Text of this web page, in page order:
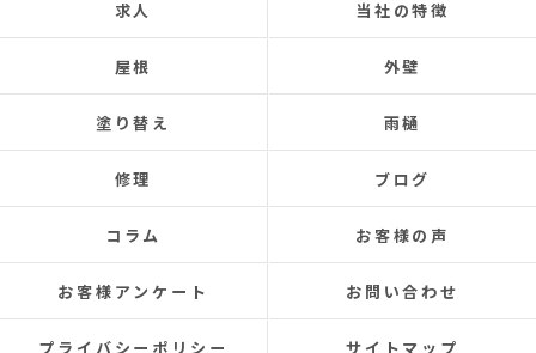
Google) My 50-year-old house has been plagued by
leaks for about 20 years.
Three times so far, the ceiling has leaked, and
the leaks were repaired each time, the problem was
never completely fixed.
Even after repairs, the dripping sound would
elsewhere, making rainy days incredibly depressing.
This time, I was determined to have the cause
and repaired, so I searched online reviews daily and
finally found Izawa Sangyo.
From the initial estimate, it was completely
from anything I'd experienced before.
求人 当社の特徴
屋根 外壁
塗り替え 雨樋
修理 ブログ
コラム お客様の声
お客様アンケート お問い合わせ
プライバシーポリシー サイトマップ